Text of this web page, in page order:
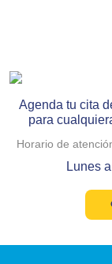
Agenda tu cita
para
Horario de
Lunes